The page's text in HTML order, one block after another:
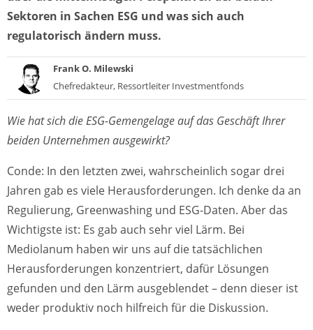
Sektoren in Sachen ESG und was sich auch
regulatorisch ändern muss.
Frank O. Milewski
Chefredakteur, Ressortleiter Investmentfonds
Wie hat sich die ESG-Gemengelage auf das Geschäft Ihrer
beiden Unternehmen ausgewirkt?
Conde: In den letzten zwei, wahrscheinlich sogar drei
Jahren gab es viele Herausforderungen. Ich denke da an
Regulierung, Greenwashing und ESG-Daten. Aber das
Wichtigste ist: Es gab auch sehr viel Lärm. Bei
Mediolanum haben wir uns auf die tatsächlichen
Herausforderungen konzentriert, dafür Lösungen
gefunden und den Lärm ausgeblendet – denn dieser ist
weder produktiv noch hilfreich für die Diskussion.